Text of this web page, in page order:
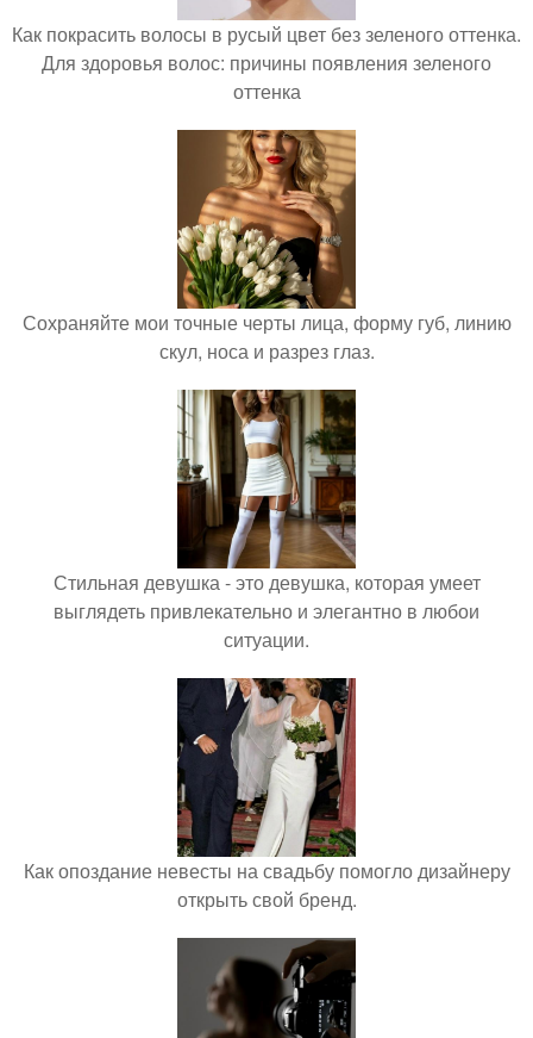
Как покрасить волосы в русый цвет без зеленого оттенка.
Для здоровья волос: причины появления зеленого
оттенка
Сохраняйте мои точные черты лица, форму губ, линию
скул, носа и разрез глаз.
Стильная девушка - это девушка, которая умеет
выглядеть привлекательно и элегантно в любои
ситуации.
Как опоздание невесты на свадьбу помогло дизайнеру
открыть свой бренд.